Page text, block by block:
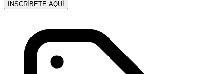
INSCRÍBETE AQUÍ